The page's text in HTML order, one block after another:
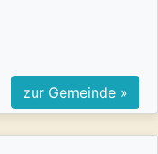
zur Gemeinde »